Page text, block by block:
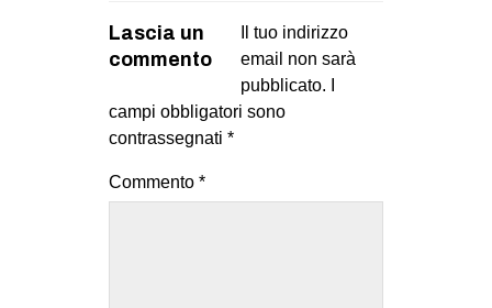
Lascia un
commento
Il tuo indirizzo
email non sarà
pubblicato.
campi obbligatori sono
contrassegnati *
Commento *